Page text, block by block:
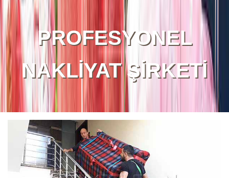
PROFESYONEL
NAKLİYAT ŞİRKETİ